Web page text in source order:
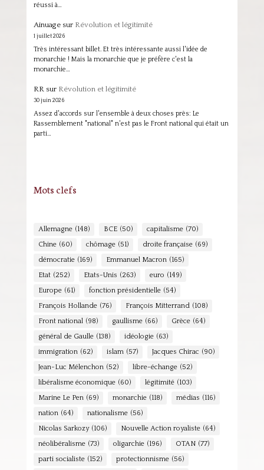
réussi à…
Ainuagesur Révolution et légitimité
1 juillet 2026
Très intéressant billet. Et très intéressante aussi l'idée de
monarchie ! Mais la monarchie que je préfère c'est la
monarchie…
RR sur Révolution et légitimité
30 juin 2026
Assez d'accords sur l'ensemble à deux choses près: Le
Rassemblement "national" n'est pas le Front national qui était un
parti…
Mots clefs
Allemagne (148) BCE (50) capitalisme (70)
Chine (60) chômage (51) droite française (69)
démocratie (169) Emmanuel Macron (165)
Etat (252) Etats-Unis (263) euro (149)
Europe (61) fonction présidentielle (54)
François Hollande (76) François Mitterrand (108)
Front national (98) gaullisme (66) Grèce (64)
général de Gaulle (138) idéologie (63)
immigration (62) islam (57) Jacques Chirac (90)
Jean-Luc Mélenchon (52) libre-échange (52)
libéralisme économique (60) légitimité (103)
Marine Le Pen (69) monarchie (118) médias (116)
nation (64) nationalisme (56)
Nicolas Sarkozy (106) Nouvelle Action royaliste (64)
néolibéralisme (73) oligarchie (196) OTAN (77)
parti socialiste (152) protectionnisme (56)